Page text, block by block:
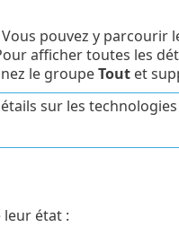
pouvez y parcourir
afficher toutes les
le groupeTout et
sur les
état :